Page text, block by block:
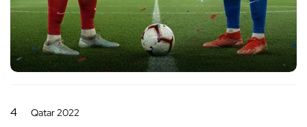
4 Qatar 2022